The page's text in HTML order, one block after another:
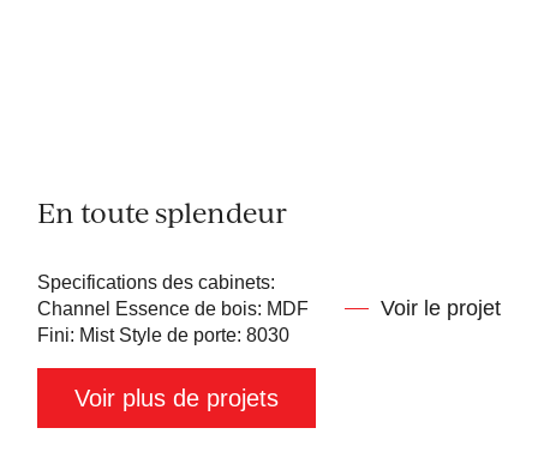
En toute splendeur
Specifications des cabinets:
Channel Essence de bois: MDF
Fini: Mist Style de porte: 8030
Voir le projet
Voir plus de projets